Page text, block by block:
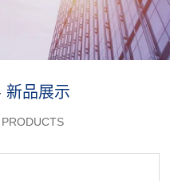
新品展示